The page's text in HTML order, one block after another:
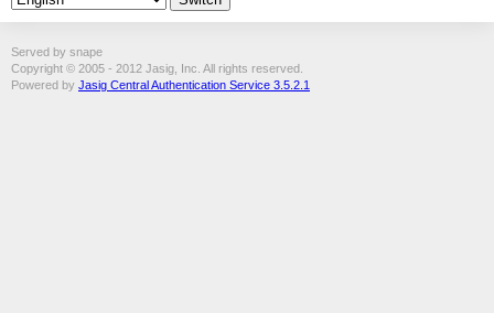
Served by snape
Copyright © 2005 - 2012 Jasig, Inc. All rights reserved.
Powered by Jasig Central Authentication Service 3.5.2.1